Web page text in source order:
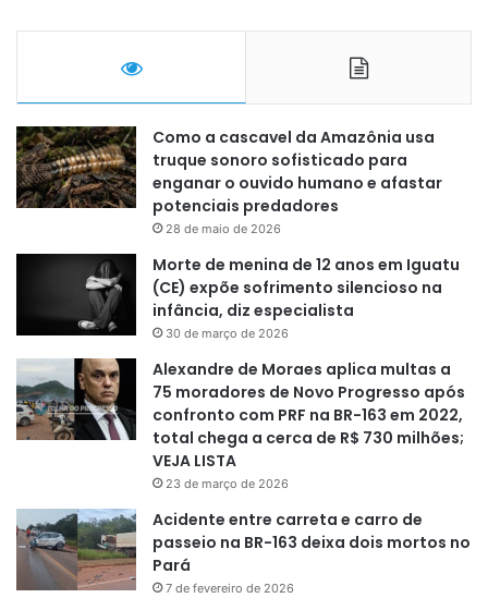
Como a cascavel da Amazônia usa
truque sonoro sofisticado para
enganar o ouvido humano e afastar
potenciais predadores
28 de maio de 2026
Morte de menina de 12 anos em Iguatu
(CE) expõe sofrimento silencioso na
infância, diz especialista
30 de março de 2026
Alexandre de Moraes aplica multas a
75 moradores de Novo Progresso após
confronto com PRF na BR-163 em 2022,
total chega a cerca de R$ 730 milhões;
VEJA LISTA
23 de março de 2026
Acidente entre carreta e carro de
passeio na BR-163 deixa dois mortos no
Pará
7 de fevereiro de 2026